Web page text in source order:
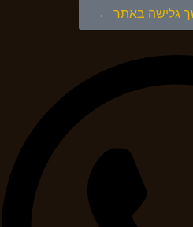
גלישה באתר ←